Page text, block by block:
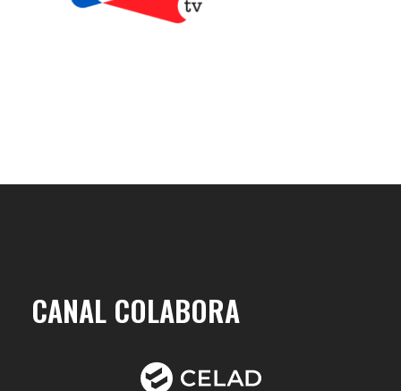
CANAL COLABORA